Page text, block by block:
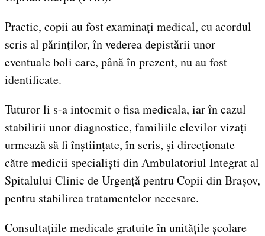
Practic, copii au fost examinați medical, cu acordul
scris al părinților, în vederea depistării unor
eventuale boli care, până în prezent, nu au fost
identificate.
Tuturor li s-a intocmit o fisa medicala, iar în cazul
stabilirii unor diagnostice, familiile elevilor vizați
urmează să fi înștiințate, în scris, și direcționate
către medicii specialiști din Ambulatoriul Integrat al
Spitalului Clinic de Urgență pentru Copii din Brașov,
pentru stabilirea tratamentelor necesare.
Consultațiile medicale gratuite în unitățile școlare